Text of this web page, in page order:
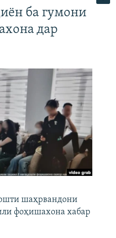
ба гумони
дар
шаҳрвандони
фоҳишахона хабар